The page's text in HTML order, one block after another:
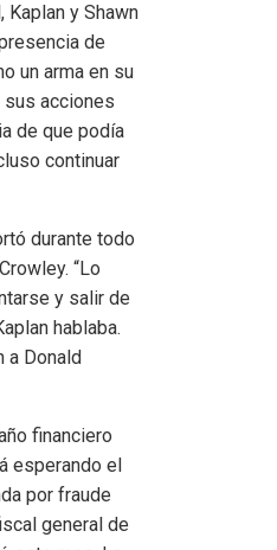
Kaplan y Shawn
de
un arma en su
sus acciones
de que podía
continuar
durante todo
“Lo
y salir de
hablaba.
a Donald
financiero
esperando el
por fraude
general de